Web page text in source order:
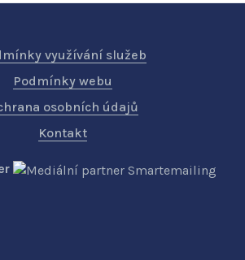
využívání služeb
Podmínky webu
osobních údajů
Kontakt